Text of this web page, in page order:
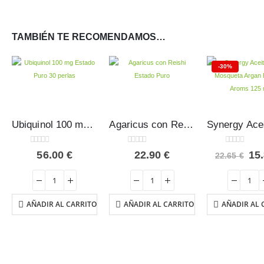
TAMBIÉN TE RECOMENDAMOS…
Ubiquinol 100 mg Estado Puro 30 perlas
out of 5
56.00 €
AÑADIR AL CARRITO
Agaricus con Reishi Estado Puro 40 cápsulas
out of 5
22.90€
AÑADIR AL CARRITO
-30%
0out of 5
22.65€ El
AÑADIR AL